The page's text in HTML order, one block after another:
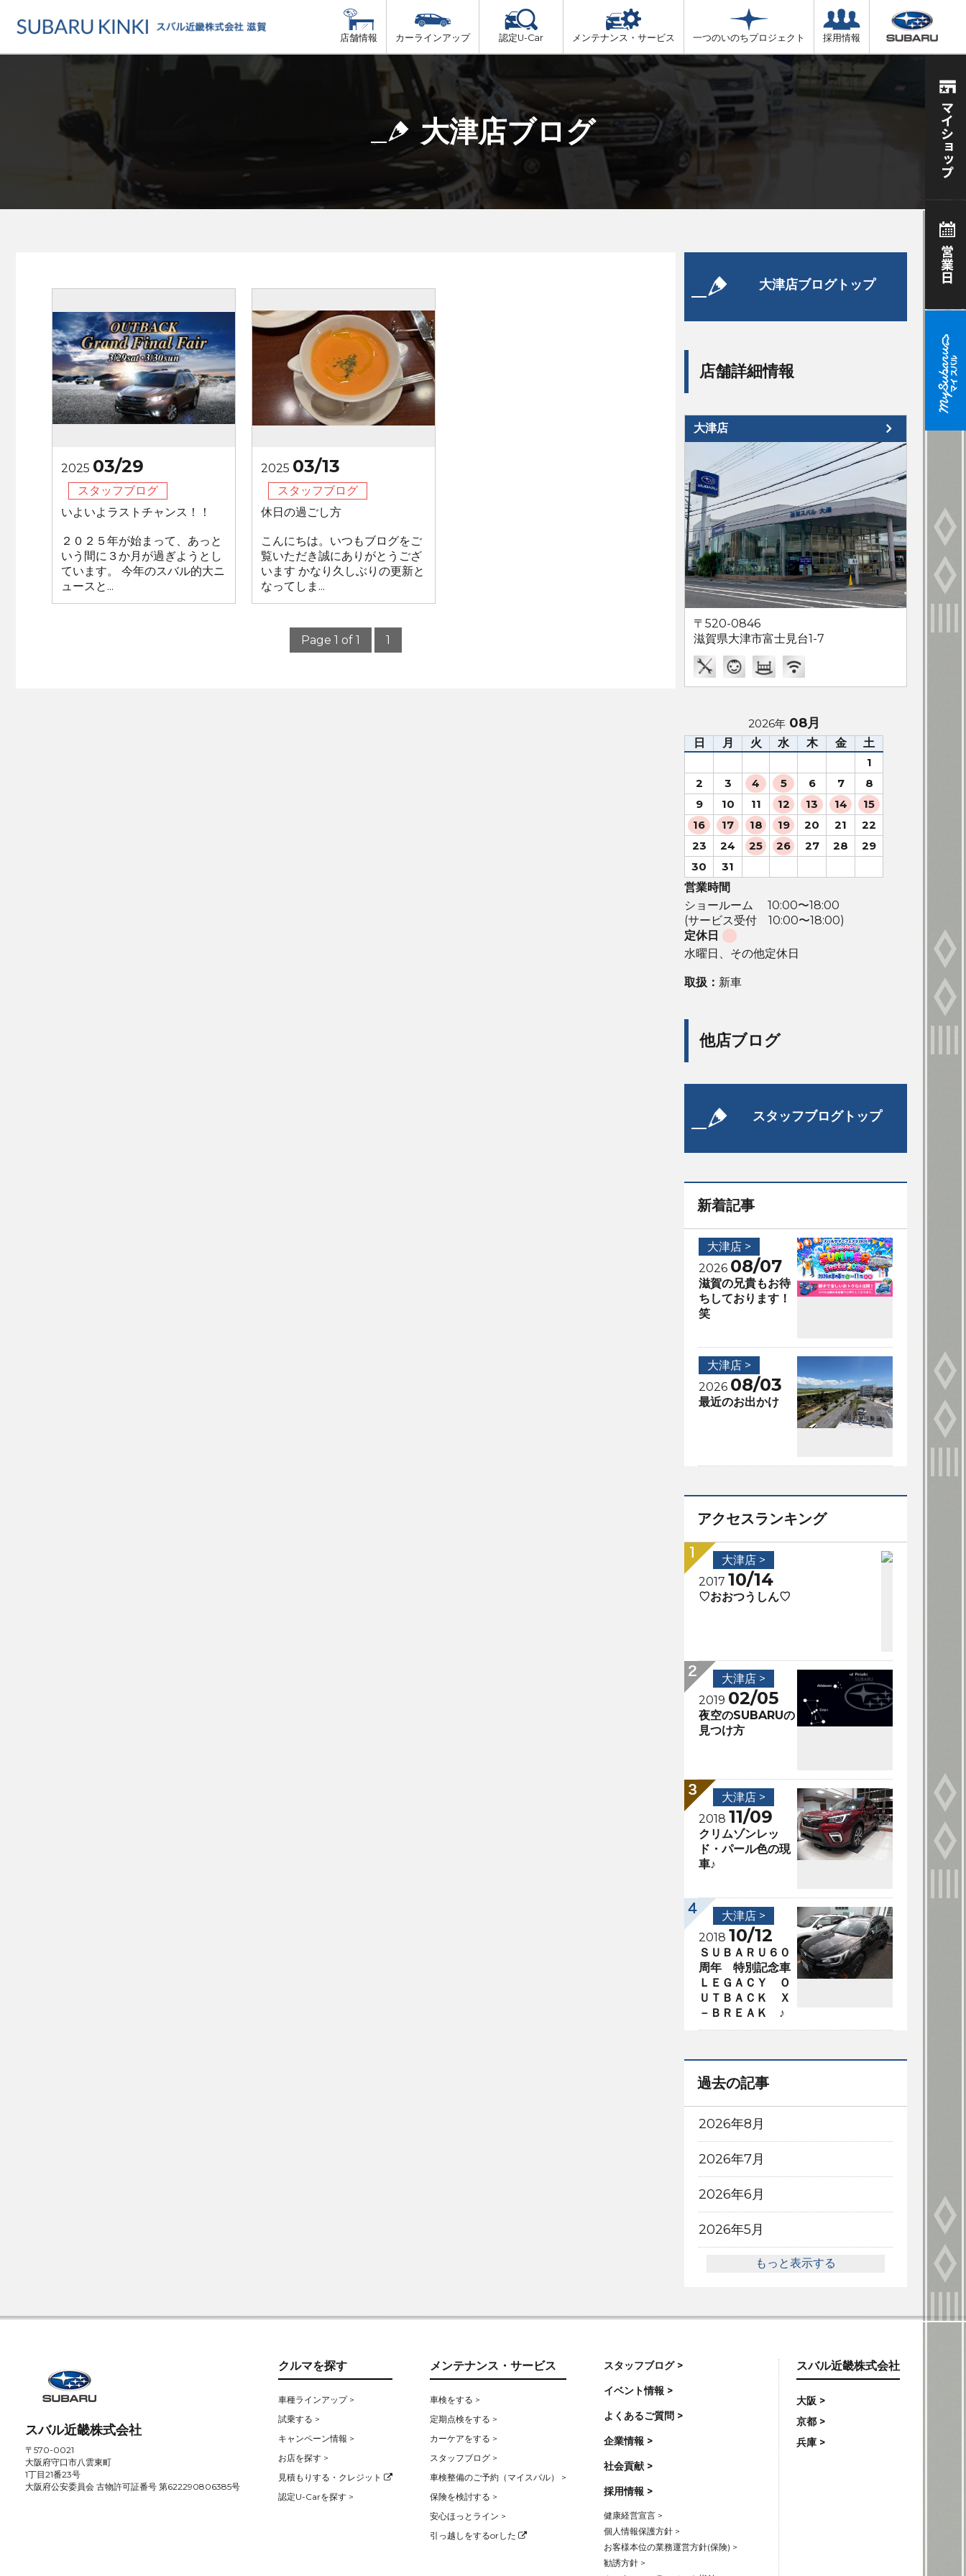
店舗情報
店舗情報 店舗一覧
地域でさがす
地図でさがす
試乗車でさがす
大津市内
湖東地域
東近江地域
カーラインアップ
カーラインアップ
カーラインアップ一覧
乗用車
軽自動車
認定U-Car メンテナンス・サービス
メンテナンス・サービス
メンテナンス・サービストップ
車検・定期点検をする
カーケアをする
車検（法定24か月点検）
法定 12ヶ月 点検
6ヶ月ごとの セーフティ チェック
車検 3ヶ月前 無料診断
一つのいのちプロジェクト 採用情報
大津店ブログ
2025 03/29
スタッフブログ
いよいよラストチャンス！！
２０２５年が始まって、あっと
いう間に３か月が過ぎようとし
ています。 今年のスバル的大ニ
ュースと...
2025 03/13
スタッフブログ
休日の過ごし方
こんにちは。いつもブログをご
覧いただき誠にありがとうござ
います かなり久しぶりの更新と
なってしま...
Page 1 of 1 1
大津店ブログトップ
店舗詳細情報
大津店
〒520-0846
滋賀県大津市富士見台1-7
2026年 08月
日 月 火 水 木 金 土
1
2
3 4 5 6 7
8
9
10 11 12 13 14
15
16
17 18 19 20 21
22
23
24 25 26 27 28
29
30
31
営業時間
ショールーム 10:00〜18:00
(サービス受付 10:00〜18:00)
定休日
水曜日、その他定休日
取扱： 新車
他店ブログ
スタッフブログトップ
新着記事
大津店 >
2026 08/07
滋賀の兄貴もお待
ちしております！
笑
大津店 >
2026 08/03
最近のお出かけ
アクセスランキング
大津店 >
2017 10/14
♡おおつうしん♡
大津店 >
2019 02/05
夜空のSUBARUの
見つけ方
大津店 >
2018 11/09
クリムゾンレッ
ド・パール色の現
車♪
大津店 >
2018 10/12
ＳＵＢＡＲＵ６０
周年 特別記念車
ＬＥＧＡＣＹ Ｏ
ＵＴＢＡＣＫ Ｘ
－ＢＲＥＡＫ ♪
過去の記事
2026年8月
2026年7月
2026年6月
2026年5月
もっと表示する
スバル近畿株式会社
〒570-0021
大阪府守口市八雲東町
1丁目21番23号
大阪府公安委員会 古物許可証番号 第622290806385号
クルマを探す
車種ラインアップ >
試乗する >
キャンペーン情報 >
お店を探す >
見積もりする・クレジット
認定U-Carを探す >
メンテナンス・サービス
車検をする >
定期点検をする >
カーケアをする >
スタッフブログ >
車検整備のご予約（マイスバル） >
保険を検討する >
安心ほっとライン >
引っ越しをするorした
スタッフブログ >
イベント情報 >
よくあるご質問 >
企業情報 >
社会貢献 >
採用情報 >
健康経営宣言 >
個人情報保護方針 >
お客様本位の業務運営方針(保険) >
勧誘方針 >
スバル近畿株式会社
大阪 >
京都 >
兵庫 >